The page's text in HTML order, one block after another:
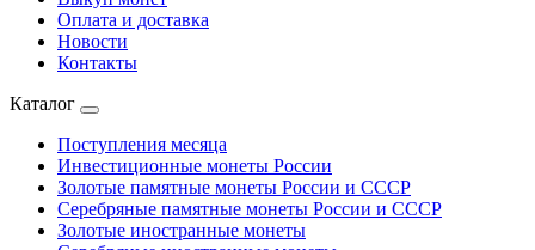
Оплата и доставка
Новости
Контакты
Каталог
Поступления месяца
Инвестиционные монеты России
Золотые памятные монеты России и СССР
Серебряные памятные монеты России и СССР
Золотые иностранные монеты